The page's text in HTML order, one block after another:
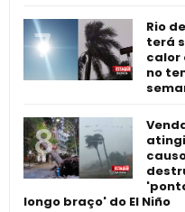
Rio
terá
calor
no
longo braço' do El Niño